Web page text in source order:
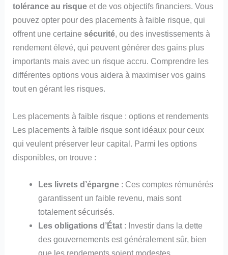
tolérance au risque et de vos objectifs financiers. Vous
pouvez opter pour des placements à faible risque, qui
offrent une certainesécurité, ou des investissements à
rendement élevé, qui peuvent générer des gains plus
importants mais avec un risque accru. Comprendre les
différentes options vous aidera à maximiser vos gains
tout en gérant les risques.
Les placements à faible risque : options et rendements
Les placements à faible risque sont idéaux pour ceux
qui veulent préserver leur capital. Parmi les options
disponibles, on trouve :
Les livrets d’épargne: Ces comptes rémunérés
garantissent un faible revenu, mais sont
totalement sécurisés.
Les obligations d’État: Investir dans la dette
des gouvernements est généralement sûr, bien
que les rendements soient modestes.